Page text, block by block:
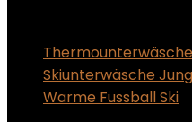
Skiunterwäsche
Warme Fussball Ski